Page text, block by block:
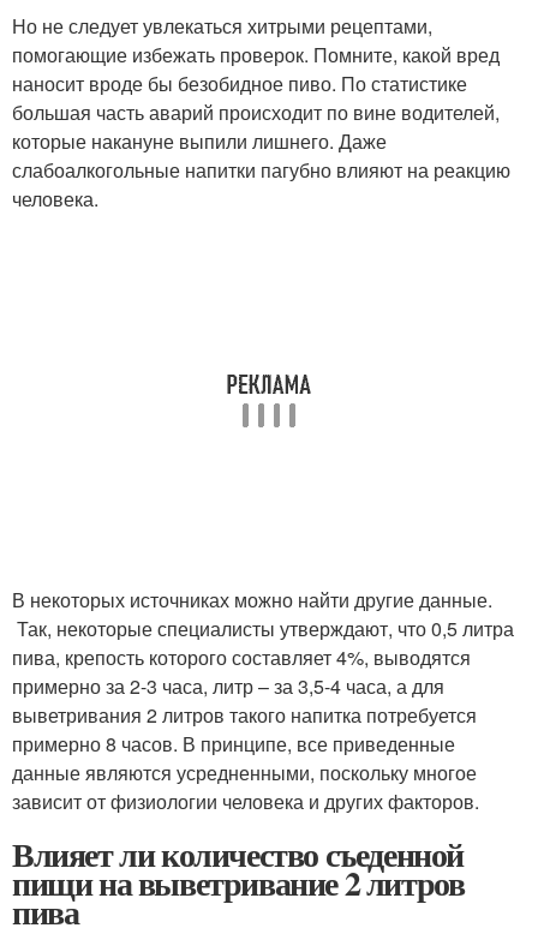
Но не следует увлекаться хитрыми рецептами,
помогающие избежать проверок. Помните, какой вред
наносит вроде бы безобидное пиво. По статистике
большая часть аварий происходит по вине водителей,
которые накануне выпили лишнего. Даже
слабоалкогольные напитки пагубно влияют на реакцию
человека.
В некоторых источниках можно найти другие данные.
Так, некоторые специалисты утверждают, что 0,5 литра
пива, крепость которого составляет 4%, выводятся
примерно за 2-3 часа, литр – за 3,5-4 часа, а для
выветривания 2 литров такого напитка потребуется
примерно 8 часов. В принципе, все приведенные
данные являются усредненными, поскольку многое
зависит от физиологии человека и других факторов.
Влияет ли количество съеденной
пищи на выветривание 2 литров
пива